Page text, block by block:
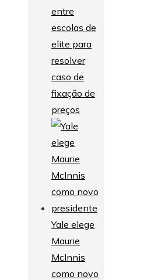
entre
escolas de
elite para
resolver
caso de
fixação de
preços
Yale elege
Maurie
McInnis
como novo